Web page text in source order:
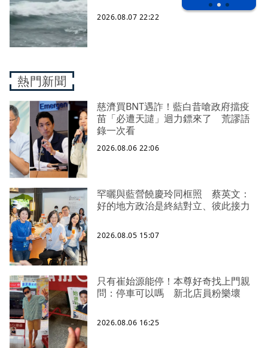
2026.08.07 22:22
熱門新聞
慈濟買BNT遇詐！藍白昔嗆政府擋疫
苗「必遭天譴」迴力鏢來了 荒謬語
錄一次看
2026.08.06 22:06
罕曬與藍營饒慶玲同框照 蔡英文：
好的地方政治是終結對立、彼此接力
2026.08.05 15:07
只有崔始源能停！本尊好奇找上門親
問：停車可以嗎 新北店員粉樂壞
2026.08.06 16:25